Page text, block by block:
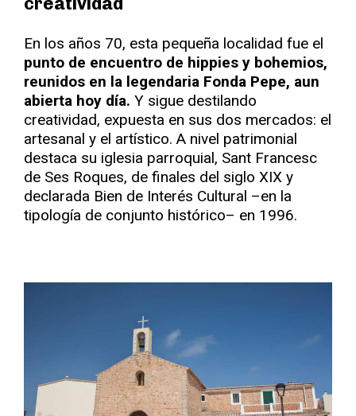
En los años 70, esta pequeña localidad fue el
punto de encuentro de hippies y bohemios,
reunidos en la legendaria Fonda Pepe, aun
abierta hoy día. Y sigue destilando
creatividad, expuesta en sus dos mercados: el
artesanal y el artístico. A nivel patrimonial
destaca su iglesia parroquial, Sant Francesc
de Ses Roques, de finales del siglo XIX y
declarada Bien de Interés Cultural –en la
tipología de conjunto histórico– en 1996.